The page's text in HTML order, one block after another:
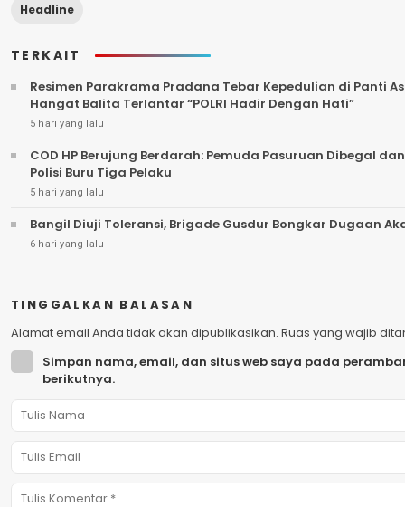
Headline
TERKAIT
Resimen Parakrama Pradana Tebar Kepedulian di Panti
Hangat Balita Terlantar “POLRI Hadir Dengan Hati”
5 hari yang lalu
COD HP Berujung Berdarah: Pemuda Pasuruan Dibegal
Polisi Buru Tiga Pelaku
5 hari yang lalu
Bangil Diuji Toleransi, Brigade Gusdur Bongkar Dugaan
6 hari yang lalu
TINGGALKAN BALASAN
Alamat email Anda tidak akan dipublikasikan. Ruas yang wajib
Simpan nama, email, dan situs web saya pada
berikutnya.